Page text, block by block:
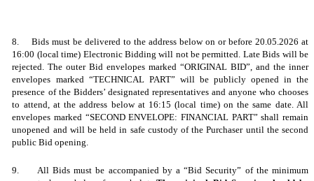
8.
Bids must be delivered to the address below on or before 20.05.2026 at
16:00 (local time) Electronic Bidding will not be permitted. Late Bids will be
rejected. The outer Bid envelopes marked “ORIGINAL BID”, and the inner
envelopes marked “TECHNICAL PART” will be publicly opened in the
presence of the Bidders’ designated representatives and anyone who chooses
to attend, at the address below at 16:15 (local time) on the same date. All
envelopes marked “SECOND ENVELOPE: FINANCIAL PART” shall remain
unopened and will be held in safe custody of the Purchaser until the second
public Bid opening.
9.
All Bids must be accompanied by a “Bid Security” of the minimum